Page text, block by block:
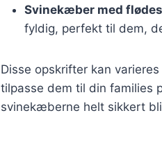
Svinekæber med
fyldig, perfekt til dem,
Disse opskrifter kan
tilpasse dem til din families
svinekæberne helt sikkert